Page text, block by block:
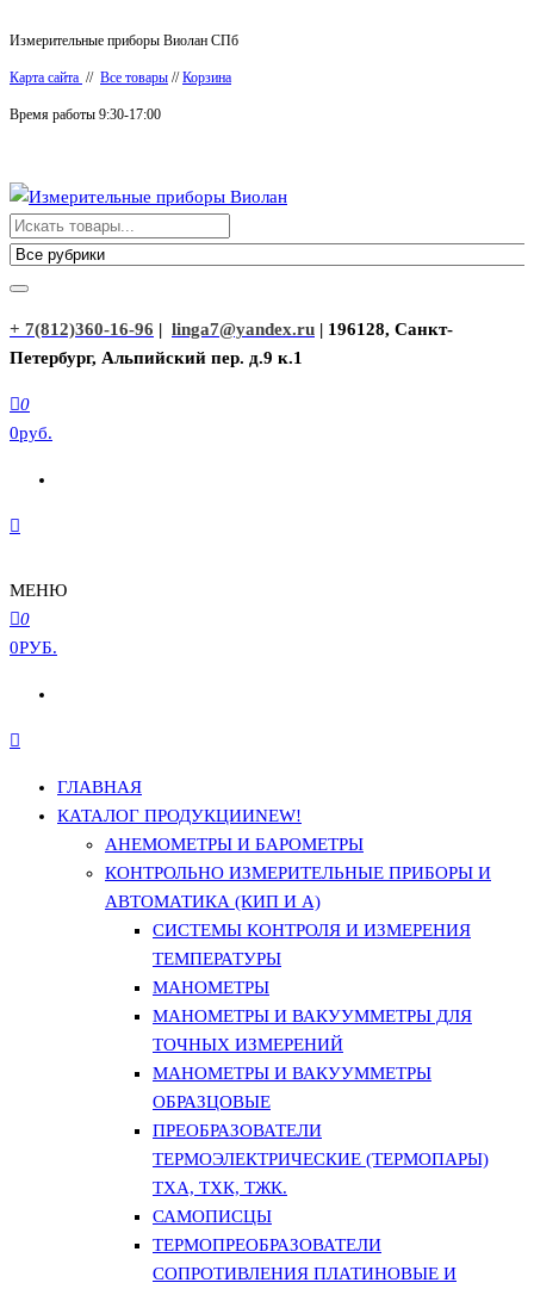
к
содержимому
Измерительные приборы Виолан СПб
Карта сайта // Все товары //Корзина
Время работы 9:30-17:00
Измерительные приборы Виолан
+ 7(812)360-16-96 | linga7@yandex.ru | 196128, Санкт-
Петербург, Альпийский пер. д.9 к.1
0
0руб.
МЕНЮ
0
0РУБ.
ГЛАВНАЯ
КАТАЛОГ ПРОДУКЦИИNEW!
АНЕМОМЕТРЫ И БАРОМЕТРЫ
КОНТРОЛЬНО ИЗМЕРИТЕЛЬНЫЕ ПРИБОРЫ И
АВТОМАТИКА (КИП И А)
СИСТЕМЫ КОНТРОЛЯ И ИЗМЕРЕНИЯ
ТЕМПЕРАТУРЫ
МАНОМЕТРЫ
МАНОМЕТРЫ И ВАКУУММЕТРЫ ДЛЯ
ТОЧНЫХ ИЗМЕРЕНИЙ
МАНОМЕТРЫ И ВАКУУММЕТРЫ
ОБРАЗЦОВЫЕ
ПРЕОБРАЗОВАТЕЛИ
ТЕРМОЭЛЕКТРИЧЕСКИЕ (ТЕРМОПАРЫ)
ТХА, ТХК, ТЖК.
САМОПИСЦЫ
ТЕРМОПРЕОБРАЗОВАТЕЛИ
СОПРОТИВЛЕНИЯ ПЛАТИНОВЫЕ И